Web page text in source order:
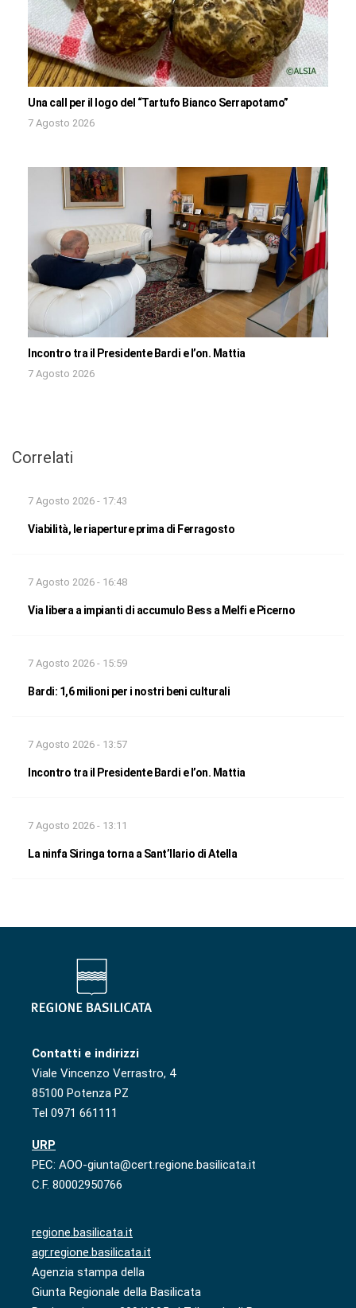
Una call per il logo del “Tartufo Bianco Serrapotamo”
7 Agosto 2026
Incontro tra il Presidente Bardi e l’on. Mattia
7 Agosto 2026
Correlati
7 Agosto 2026 - 17:43
Viabilità, le riaperture prima di Ferragosto
7 Agosto 2026 - 16:48
Via libera a impianti di accumulo Bess a Melfi e Picerno
7 Agosto 2026 - 15:59
Bardi: 1,6 milioni per i nostri beni culturali
7 Agosto 2026 - 13:57
Incontro tra il Presidente Bardi e l’on. Mattia
7 Agosto 2026 - 13:11
La ninfa Siringa torna a Sant’Ilario di Atella
Contatti e indirizzi
Viale Vincenzo Verrastro, 4
85100 Potenza PZ
Tel 0971 661111
URP
PEC: AOO-giunta@cert.regione.basilicata.it
C.F. 80002950766
regione.basilicata.it
agr.regione.basilicata.it
Agenzia stampa della
Giunta Regionale della Basilicata